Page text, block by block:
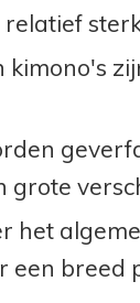
relatief
kimono's
het
een breed